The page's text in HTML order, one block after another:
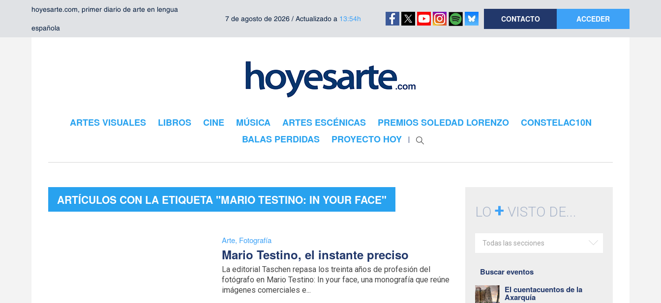
hoyesarte.com, primer diario de arte en lengua
española
7 de agosto de 2026 / Actualizado a 13:54h CONTACTO ACCEDER
ARTES VISUALES LIBROS CINE MÚSICA ARTES ESCÉNICAS PREMIOS SOLEDAD LORENZO
CONSTELAC10N
BALAS PERDIDAS
PROYECTO HOY
ARTÍCULOS CON LA ETIQUETA "MARIO TESTINO: IN YOUR FACE"
Arte, Fotografía
Mario Testino, el instante preciso
La editorial Taschen repasa los treinta años de profesión del
fotógrafo en Mario Testino: In your face, una monografía que reúne
imágenes comerciales e...
LO+ VISTO DE...
Todas las secciones
Buscar eventos
El cuentacuentos de la
Axarquía